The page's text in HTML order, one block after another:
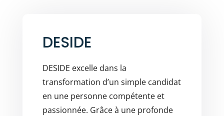
DESIDE
DESIDE excelle dans la
transformation d’un simple candidat
en une personne compétente et
passionnée. Grâce à une profonde